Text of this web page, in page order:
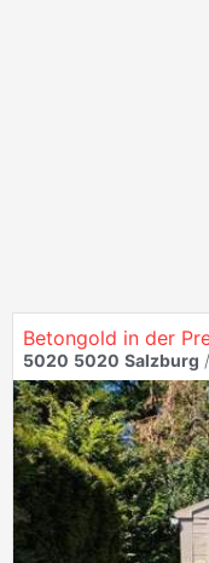
Betongold in der
5020 5020 Salzburg